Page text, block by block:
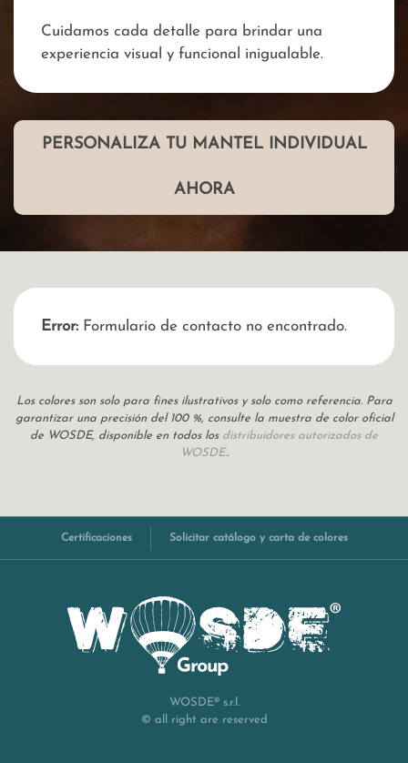
Cuidamos cada detalle para brindar una
experiencia visual y funcional inigualable.
PERSONALIZA TU MANTEL INDIVIDUAL
AHORA
Error: Formulario de contacto no encontrado.
Los colores son solo para fines ilustrativos y solo como referencia. Para
garantizar una precisión del 100 %, consulte la muestra de color oficial
de WOSDE, disponible en todos los distribuidores autorizados de
WOSDE..
Certificaciones Solicitar catálogo y carta de colores
WOSDE® s.r.l.
© all right are reserved